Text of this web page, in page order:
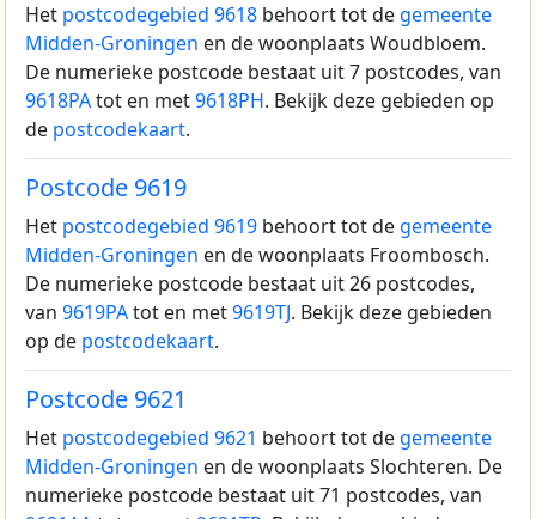
Het postcodegebied 9618 behoort tot de gemeente
Midden-Groningen en de woonplaats Woudbloem.
De numerieke postcode bestaat uit 7 postcodes, van
9618PAtot en met9618PH. Bekijk deze gebieden op
de postcodekaart.
Postcode 9619
Het postcodegebied 9619 behoort tot de gemeente
Midden-Groningen en de woonplaats Froombosch.
De numerieke postcode bestaat uit 26 postcodes,
van 9619PAtot en met9619TJ. Bekijk deze gebieden
op de postcodekaart.
Postcode 9621
Het postcodegebied 9621 behoort tot de gemeente
Midden-Groningen en de woonplaats Slochteren. De
numerieke postcode bestaat uit 71 postcodes, van